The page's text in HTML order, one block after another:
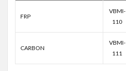
FRP
VBMI-
110
CARBON
VBMI-
111